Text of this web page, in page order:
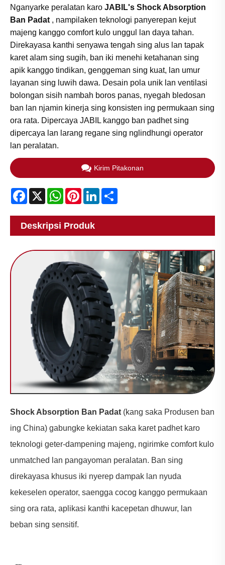
Nganyarke peralatan karo JABIL's Shock Absorption
Ban Padat , nampilaken teknologi panyerepan kejut
majeng kanggo comfort kulo unggul lan daya tahan.
Direkayasa kanthi senyawa tengah sing alus lan tapak
karet alam sing sugih, ban iki menehi ketahanan sing
apik kanggo tindikan, genggeman sing kuat, lan umur
layanan sing luwih dawa. Desain pola unik lan ventilasi
bolongan sisih nambah boros panas, nyegah bledosan
ban lan njamin kinerja sing konsisten ing permukaan sing
ora rata. Dipercaya JABIL kanggo ban padhet sing
dipercaya lan larang regane sing nglindhungi operator
lan peralatan.
Kirim Pitakonan
Facebook
X WhatsApp
PinterestLinkedIn
Deskripsi Produk
Shock Absorption Ban Padat (kang saka Produsen ban
ing China) gabungke kekiatan saka karet padhet karo
teknologi geter-dampening majeng, ngirimke comfort kulo
unmatched lan pangayoman peralatan. Ban sing
direkayasa khusus iki nyerep dampak lan nyuda
kekeselen operator, saengga cocog kanggo permukaan
sing ora rata, aplikasi kanthi kacepetan dhuwur, lan
beban sing sensitif.